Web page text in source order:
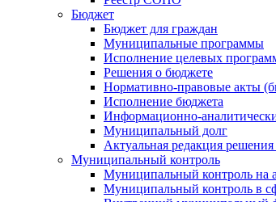
Бюджет
Бюджет для граждан
Муниципальные программы
Исполнение целевых
Решения о бюджете
Нормативно-правовые акты
Исполнение бюджета
Информационно-
Муниципальный долг
Актуальная редакция
Муниципальный контроль
Муниципальный контроль на
Муниципальный контроль в